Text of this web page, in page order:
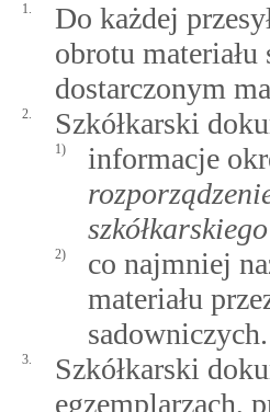
1.
Do każdej
obrotu
dostarczonym
2. Szkółkarski
1)
informacje
szkółkarskiego
2)
co najmniej
materiału
sadowniczych.
3.
Szkółkarski
egzemplarzach,